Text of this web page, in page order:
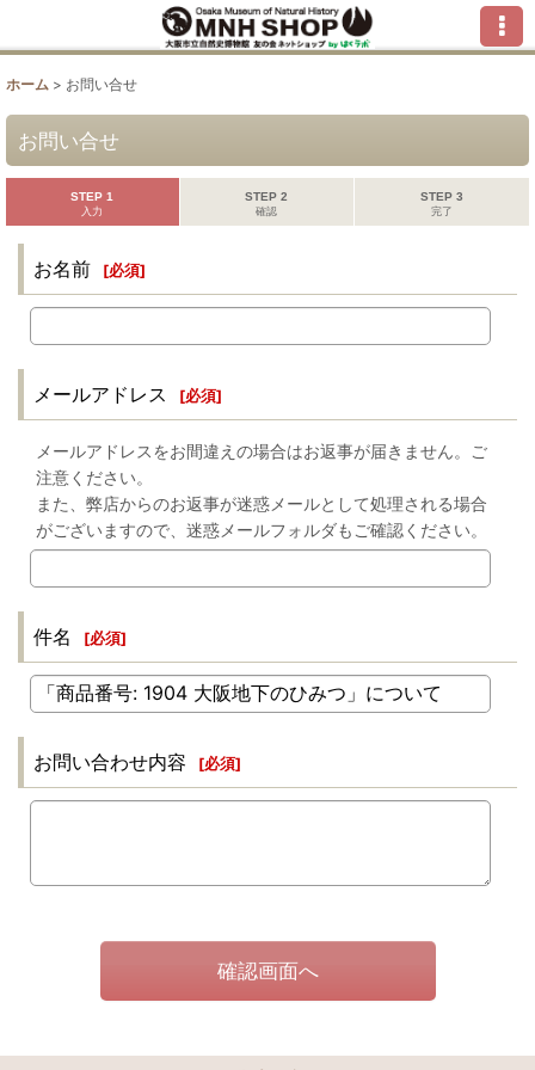
ホーム > お問い合せ
お問い合せ
STEP 1
入力
STEP 2
確認
STEP 3
完了
お名前 [必須]
メールアドレス [必須]
メールアドレスをお間違えの場合はお返事が届きません。ご
注意ください。
また、弊店からのお返事が迷惑メールとして処理される場合
がございますので、迷惑メールフォルダもご確認ください。
件名 [必須]
お問い合わせ内容 [必須]
確認画面へ